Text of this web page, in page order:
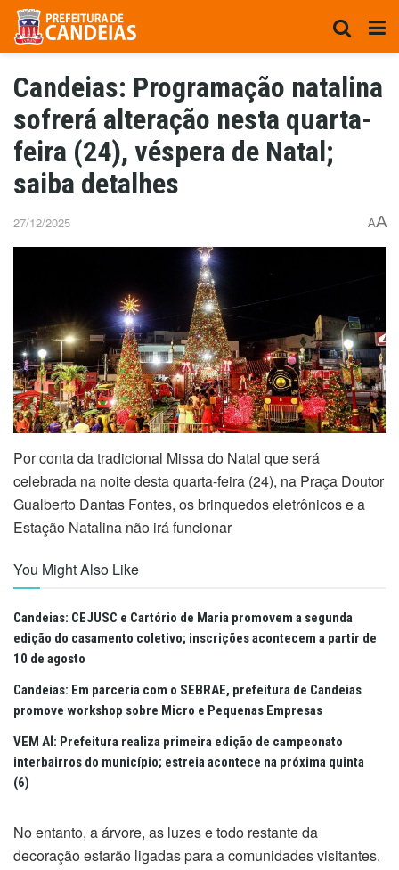
Candeias: Programação natalina
sofrerá alteração nesta quarta-
feira (24), véspera de Natal;
saiba detalhes
27/12/2025 AA
Por conta da tradicional Missa do Natal que será
celebrada na noite desta quarta-feira (24), na Praça Doutor
Gualberto Dantas Fontes, os brinquedos eletrônicos e a
Estação Natalina não irá funcionar
You Might Also Like
Candeias: CEJUSC e Cartório de Maria promovem a segunda
edição do casamento coletivo; inscrições acontecem a partir de
10 de agosto
Candeias: Em parceria com o SEBRAE, prefeitura de Candeias
promove workshop sobre Micro e Pequenas Empresas
VEM AÍ: Prefeitura realiza primeira edição de campeonato
interbairros do município; estreia acontece na próxima quinta
(6)
No entanto, a árvore, as luzes e todo restante da
decoração estarão ligadas para a comunidades visitantes.